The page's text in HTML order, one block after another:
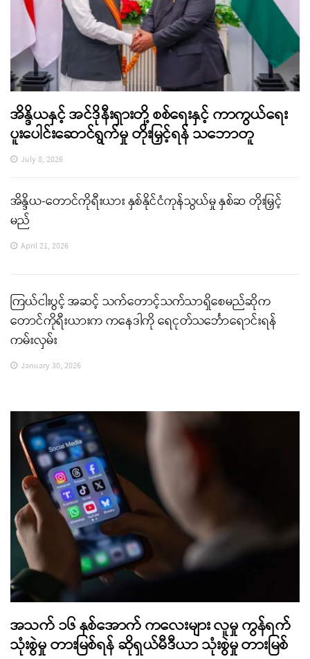
အိန္ဒိယနှင့် အင်ဒိုနီးရှားတို့ စစ်ရေးနှင့် ကာကွယ်ရေး
ပူးပေါင်းဆောင်ရွက်မှု တိုးမြှင့်ရန် သဘောတူ
July 8, 2026
အိန္ဒိယ-တောင်ကိုရီးယား နှစ်နိုင်ငံကုန်သွယ်မှု နှစ်ဆ တိုးမြှင့်
မည်
April 21, 2026
ကြယ်ငါးပွင့် အဆင့် သက်တောင့်သက်သာရှိစေမည်ဆိုက
တောင်ကိုရီးယားက ကနေဒါကို ရေငုတ်သင်္ဘောရောင်းရန်
ကမ်းလှမ်း
January 30, 2026
အသက် ၁၆ နှစ်အောက် ကလေးများ လူမှု ကွန်ရက်
သုံးစွဲမှု တားမြစ်ရန် ဆိုရှယ်မီဒီယာ သုံးစွဲမှု တားမြစ်